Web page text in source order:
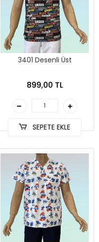
3401 Desenli Üst
899,00 TL
SEPETE EKLE